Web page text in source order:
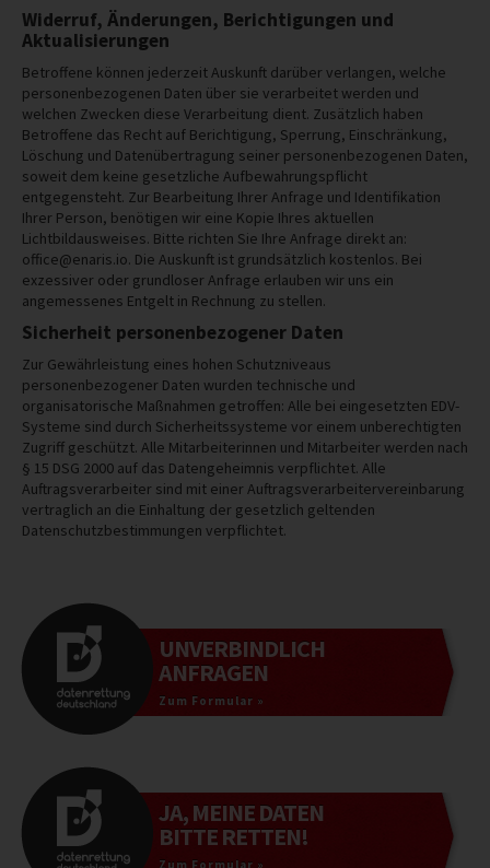
Widerruf, Änderungen, Berichtigungen und
Aktualisierungen
Betroffene können jederzeit Auskunft darüber verlangen, welche
personenbezogenen Daten über sie verarbeitet werden und
welchen Zwecken diese Verarbeitung dient. Zusätzlich haben
Betroffene das Recht auf Berichtigung, Sperrung, Einschränkung,
Löschung und Datenübertragung seiner personenbezogenen Daten,
soweit dem keine gesetzliche Aufbewahrungspflicht
entgegensteht. Zur Bearbeitung Ihrer Anfrage und Identifikation
Ihrer Person, benötigen wir eine Kopie Ihres aktuellen
Lichtbildausweises. Bitte richten Sie Ihre Anfrage direkt an:
office@enaris.io. Die Auskunft ist grundsätzlich kostenlos. Bei
exzessiver oder grundloser Anfrage erlauben wir uns ein
angemessenes Entgelt in Rechnung zu stellen.
Sicherheit personenbezogener Daten
Zur Gewährleistung eines hohen Schutzniveaus
personenbezogener Daten wurden technische und
organisatorische Maßnahmen getroffen: Alle bei eingesetzten EDV-
Systeme sind durch Sicherheitssysteme vor einem unberechtigten
Zugriff geschützt. Alle Mitarbeiterinnen und Mitarbeiter werden nach
§ 15 DSG 2000 auf das Datengeheimnis verpflichtet. Alle
Auftragsverarbeiter sind mit einer Auftragsverarbeitervereinbarung
vertraglich an die Einhaltung der gesetzlich geltenden
Datenschutzbestimmungen verpflichtet.
UNVERBINDLICH
ANFRAGEN
Zum Formular »
JA, MEINE DATEN
BITTE RETTEN!
Zum Formular »